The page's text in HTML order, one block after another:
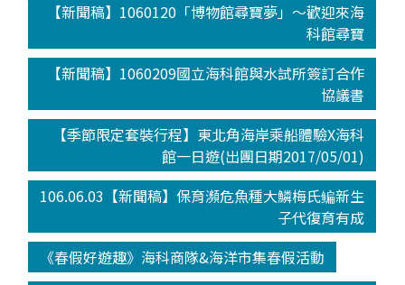
【新聞稿】1060120「博物館尋寶夢」～歡迎來海
科館尋寶
【新聞稿】1060209國立海科館與水試所簽訂合作
協議書
【季節限定套裝行程】東北角海岸乘船體驗X海科
館一日遊(出團日期2017/05/01)
106.06.03【新聞稿】保育瀕危魚種大鱗梅氏鳊新生
子代復育有成
《春假好遊趣》海科商隊&海洋市集春假活動